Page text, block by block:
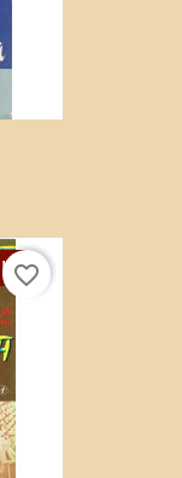
favorite_border